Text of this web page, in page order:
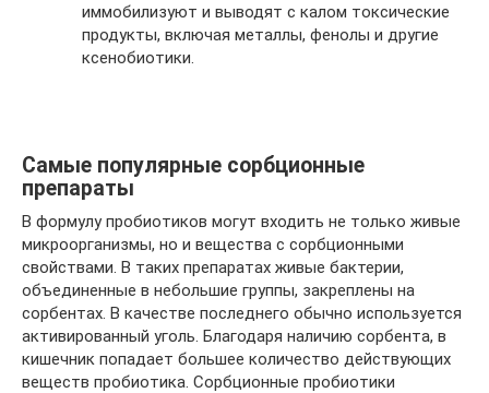
иммобилизуют и выводят с калом токсические
продукты, включая металлы, фенолы и другие
ксенобиотики.
Самые популярные сорбционные
препараты
В формулу пробиотиков могут входить не только живые
микроорганизмы, но и вещества с сорбционными
свойствами. В таких препаратах живые бактерии,
объединенные в небольшие группы, закреплены на
сорбентах. В качестве последнего обычно используется
активированный уголь. Благодаря наличию сорбента, в
кишечник попадает большее количество действующих
веществ пробиотика. Сорбционные пробиотики